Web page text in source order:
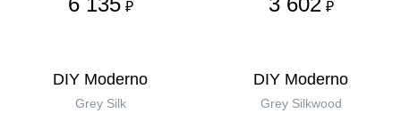
₽ ₽
DIY Moderno
Grey Silk
DIY Moderno
Grey Silkwood